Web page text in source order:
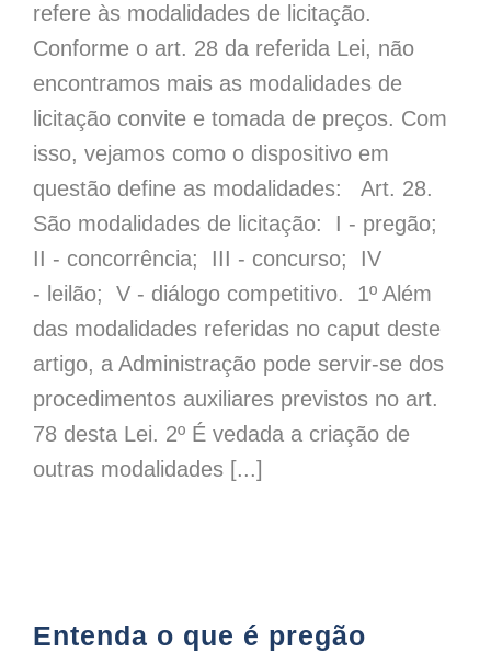
refere às modalidades de licitação.
Conforme o art. 28 da referida Lei, não
encontramos mais as modalidades de
licitação convite e tomada de preços. Com
isso, vejamos como o dispositivo em
questão define as modalidades: Art. 28.
São modalidades de licitação: I - pregão;
II - concorrência; III - concurso; IV
- leilão; V - diálogo competitivo. 1º Além
das modalidades referidas no caput deste
artigo, a Administração pode servir-se dos
procedimentos auxiliares previstos no art.
78 desta Lei. 2º É vedada a criação de
outras modalidades [...]
Entenda o que é pregão